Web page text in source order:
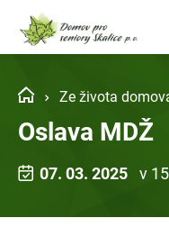
Ze života
Oslava MDŽ
07. 03. 2025 v